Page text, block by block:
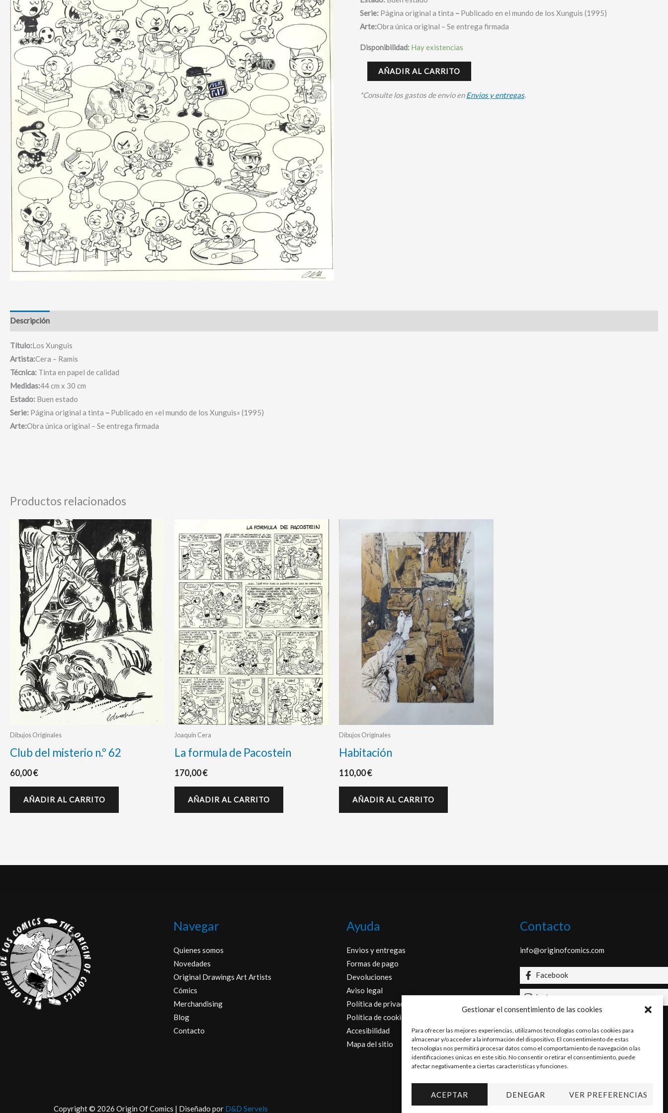
Gestionar el consentimiento de las cookies
Para ofrecer las mejores experiencias, utilizamos tecnologías como las cookies para
almacenar y/o acceder a la información del dispositivo. El consentimiento de estas
tecnologías nos permitirá procesar datos como el comportamiento de navegación o las
identificaciones únicas en este sitio. No consentir o retirar el consentimiento, puede
afectar negativamente a ciertas características y funciones.
ACEPTAR DENEGAR VER PREFERENCIAS
Serie: Página original a tinta – Publicado en el mundo de los Xunguis (1995)
Arte:Obra única original – Se entrega firmada
Disponibilidad: Hay existencias
AÑADIR AL CARRITO
*Consulte los gastos de envio enEnvios y entregas.
Descripción
Título:Los Xunguis
Artista:Cera – Ramis
Técnica: Tinta en papel de calidad
Medidas:44 cm x 30 cm
Estado: Buen estado
Serie: Página original a tinta – Publicado en «el mundo de los Xunguis» (1995)
Arte:Obra única original – Se entrega firmada
Productos relacionados
Dibujos Originales
Club del misterio n.º 62
60,00€
AÑADIR AL CARRITO
Joaquín Cera
La formula de Pacostein
170,00€
AÑADIR AL CARRITO
Dibujos Originales
Habitación
110,00€
AÑADIR AL CARRITO
Navegar
Quienes somos
Novedades
Original Drawings Art Artists
Cómics
Merchandising
Blog
Contacto
Ayuda
Envios y entregas
Formas de pago
Devoluciones
Aviso legal
Política de privacidad
Política de cookies
Accesibilidad
Mapa del sitio
Contacto
info@originofcomics.com
Facebook
Instagram
Copyright © 2026 Origin Of Comics | Diseñado por D&D Serveis